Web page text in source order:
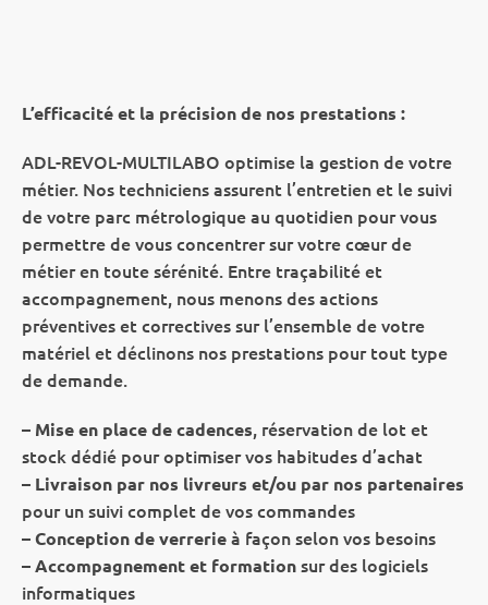
L’efficacité et la précision de nos prestations :
ADL-REVOL-MULTILABO optimise la gestion de votre
métier. Nos techniciens assurent l’entretien et le suivi
de votre parc métrologique au quotidien pour vous
permettre de vous concentrer sur votre cœur de
métier en toute sérénité. Entre traçabilité et
accompagnement, nous menons des actions
préventives et correctives sur l’ensemble de votre
matériel et déclinons nos prestations pour tout type
de demande.
– Mise en place de cadences, réservation de lot et
stock dédié pour optimiser vos habitudes d’achat
– Livraison par nos livreurs et/ou par nos partenaires
pour un suivi complet de vos commandes
–Conception de verrerieà façon selon vos besoins
–Accompagnement et formationsur des logiciels
informatiques